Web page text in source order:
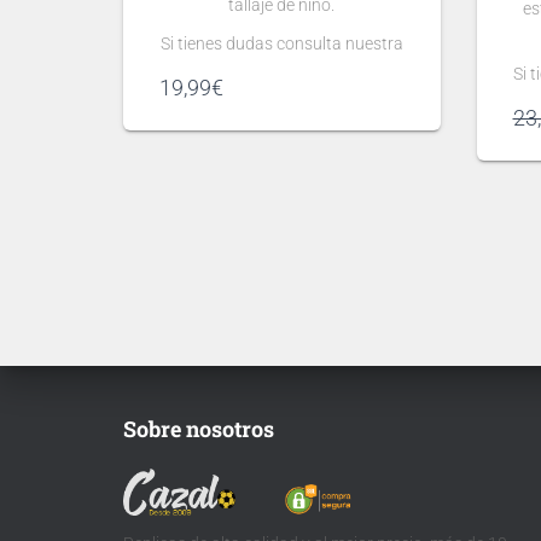
tallaje de niño.
Si tienes dudas consulta nuestra
Puedes elegir
19,99€
Si
Sobre nosotros